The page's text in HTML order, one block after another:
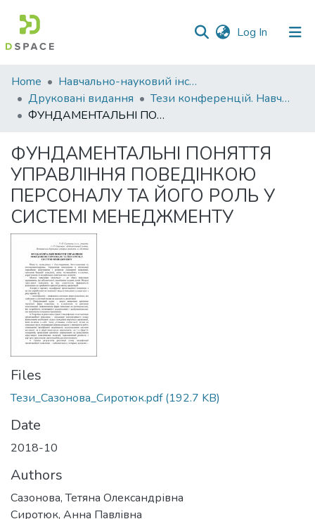
Log In (current)
Communities
&
Collections
Statistics
Home
Навчально-науковий інститут економіки, управління, права та інформаційних технологій
Друковані видання
Тези конференцій. Навчально-науковий інститут економіки, управління, права та інформаційних технологій
ФУНДАМЕНТАЛЬНІ ПОНЯТТЯ УПРАВЛІННЯ ПОВЕДІНКОЮ ПЕРСОНАЛУ ТА ЙОГО РОЛЬ У СИСТЕМІ МЕНЕДЖМЕНТУ
ФУНДАМЕНТАЛЬНІ ПОНЯТТЯ
УПРАВЛІННЯ ПОВЕДІНКОЮ
ПЕРСОНАЛУ ТА ЙОГО РОЛЬ У
СИСТЕМІ МЕНЕДЖМЕНТУ
Files
Тези_Сазонова_Сиротюк.pdf(192.7 KB)
Date
2018-10
Authors
Сазонова, Тетяна Олександрівна
Сиротюк, Анна Павлівна